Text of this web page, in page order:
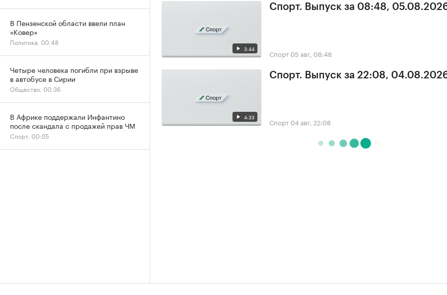
3:44
Спорт. Выпуск за 08:48,
Спорт 05 авг, 08:48
4:33
Спорт. Выпуск за 22:08,
Спорт 04 авг, 22:08
В Пензенской области ввели план
«Ковер»
Политика, 00:48
Четыре человека погибли при взрыве
в автобусе в Сирии
Общество, 00:36
В Африке поддержали Инфантино
после скандала с продажей прав ЧМ
Спорт, 00:05